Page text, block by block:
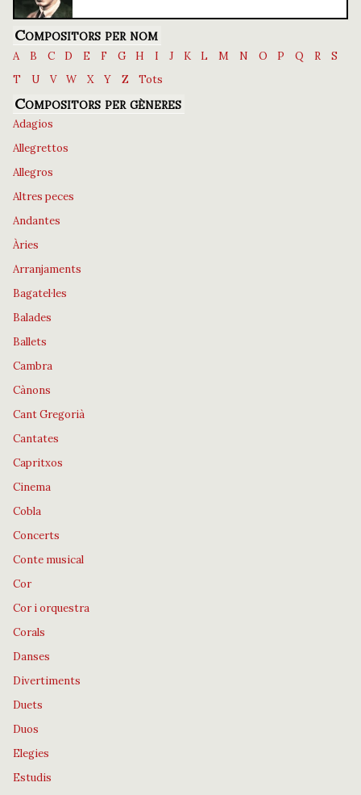
Compositors per nom
A B C D E F G H I J K L M N O P Q R
S
T
U V W X Y Z Tots
Compositors per gèneres
Adagios
Allegrettos
Allegros
Altres peces
Andantes
Àries
Arranjaments
Bagatel·les
Balades
Ballets
Cambra
Cànons
Cant Gregorià
Cantates
Capritxos
Cinema
Cobla
Concerts
Conte musical
Cor
Cor i orquestra
Corals
Danses
Divertiments
Duets
Duos
Elegies
Estudis